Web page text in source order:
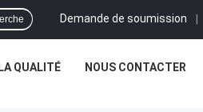
Demande de soumission |
QUALITÉ NOUS CONTACTER